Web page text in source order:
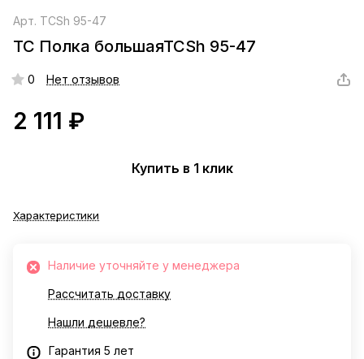
Арт. ТСSh 95-47
ТС Полка большаяТСSh 95-47
0 Нет отзывов
2 111 ₽
Купить в 1 клик
Характеристики
Наличие уточняйте у менеджера
Рассчитать доставку
Нашли дешевле?
Гарантия 5 лет